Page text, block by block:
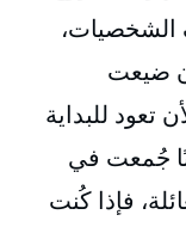
الشخصيات،
ضيعت
للبداية
جُمعت في
فإذا كُنت